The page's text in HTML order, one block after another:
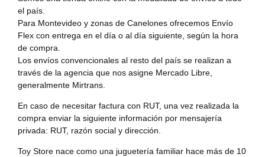
el país.
Para Montevideo y zonas de Canelones ofrecemos Envío
Flex con entrega en el día o al día siguiente, según la hora
de compra.
Los envíos convencionales al resto del país se realizan a
través de la agencia que nos asigne Mercado Libre,
generalmente Mirtrans.
En caso de necesitar factura con RUT, una vez realizada la
compra enviar la siguiente información por mensajería
privada: RUT, razón social y dirección.
Toy Store nace como una juguetería familiar hace más de 10